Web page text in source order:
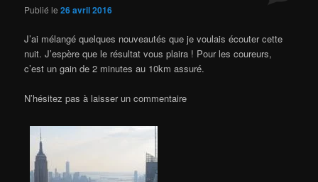
Publié le26 avril 2016
J’ai mélangé quelques nouveautés que je voulais écouter cette
nuit. J’espère que le résultat vous plaira ! Pour les coureurs,
c’est un gain de 2 minutes au 10km assuré.
N’hésitez pas à laisser un commentaire